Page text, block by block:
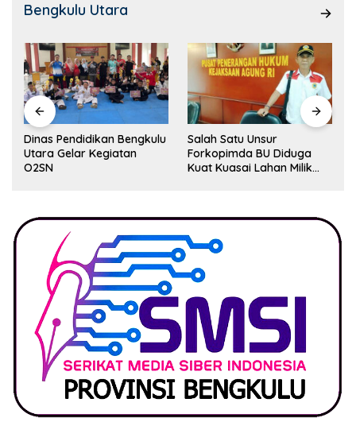
Bengkulu Utara
Dinas Pendidikan Bengkulu
Utara Gelar Kegiatan
O2SN
Salah Satu Unsur
Forkopimda BU Diduga
Kuat Kuasai Lahan Milik